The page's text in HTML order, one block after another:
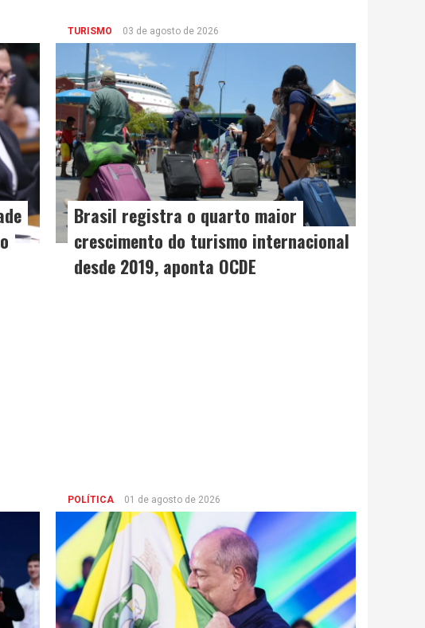
TURISMO 03 de agosto de 2026
Brasil registra o quarto maior
crescimento do turismo internacional
desde 2019, aponta OCDE
POLÍTICA 01 de agosto de 2026